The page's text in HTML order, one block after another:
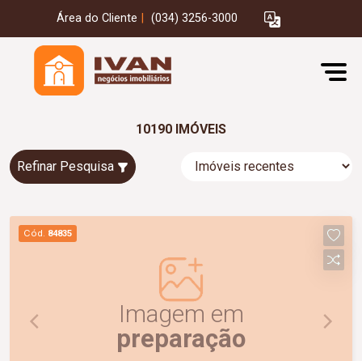
Área do Cliente (034) 3256-3000
10190 IMÓVEIS
Refinar Pesquisa
Cód. 84835
Imagem em
preparação